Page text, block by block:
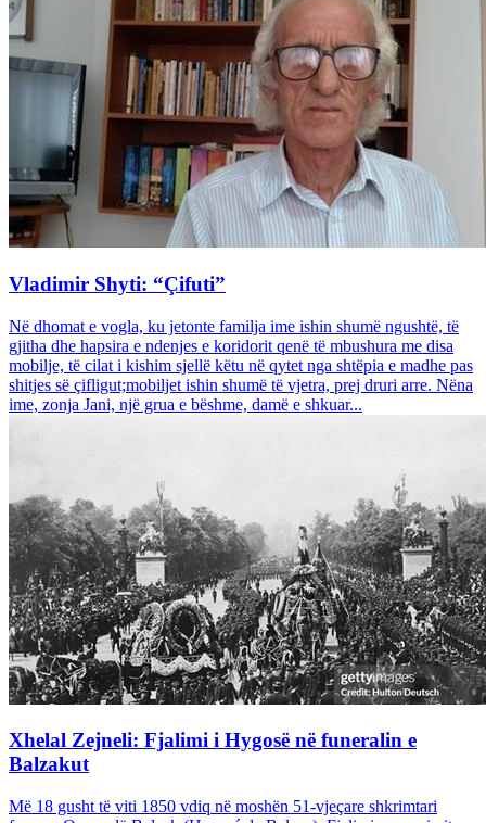
Vladimir Shyti: “Çifuti”
Në dhomat e vogla, ku jetonte familja ime ishin shumë ngushtë, të
gjitha dhe hapsira e ndenjes e koridorit qenë të mbushura me disa
mobilje, të cilat i kishim sjellë këtu në qytet nga shtëpia e madhe pas
shitjes së çifligut;mobiljet ishin shumë të vjetra, prej druri arre. Nëna
ime, zonja Jani, një grua e bëshme, damë e shkuar...
Xhelal Zejneli: Fjalimi i Hygosë në funeralin e
Balzakut
Më 18 gusht të viti 1850 vdiq në moshën 51-vjeçare shkrimtari